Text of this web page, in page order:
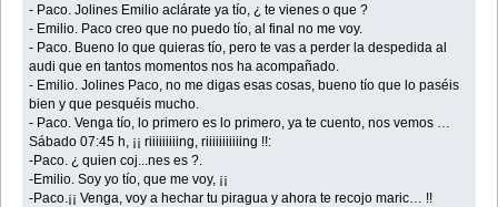
- Paco. Jolines Emilio aclárate ya tío, ¿ te vienes o que ?
- Emilio. Paco creo que no puedo tío, al final no me voy.
- Paco. Bueno lo que quieras tío, pero te vas a perder la despedida al
audi que en tantos momentos nos ha acompañado.
- Emilio. Jolines Paco, no me digas esas cosas, bueno tío que lo paséis
bien y que pesquéis mucho.
- Paco. Venga tío, lo primero es lo primero, ya te cuento, nos vemos …
Sábado 07:45 h, ¡¡ riiiiiiiiing, riiiiiiiiiiing !!:
-Paco. ¿ quien coj...nes es ?.
-Emilio. Soy yo tío, que me voy, ¡¡
-Paco.¡¡ Venga, voy a hechar tu piragua y ahora te recojo maric… !!